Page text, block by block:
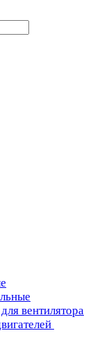
вентилятора